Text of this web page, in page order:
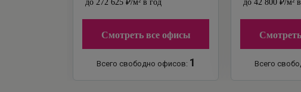
до 272 625 ₽/м² в год
Смотреть все офисы
Всего свободно офисов: 1
до 42 800 ₽/м²
Всего